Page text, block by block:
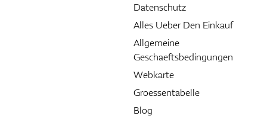
Datenschutz
Alles Ueber Den Einkauf
Allgemeine
Geschaeftsbedingungen
Webkarte
Groessentabelle
Blog